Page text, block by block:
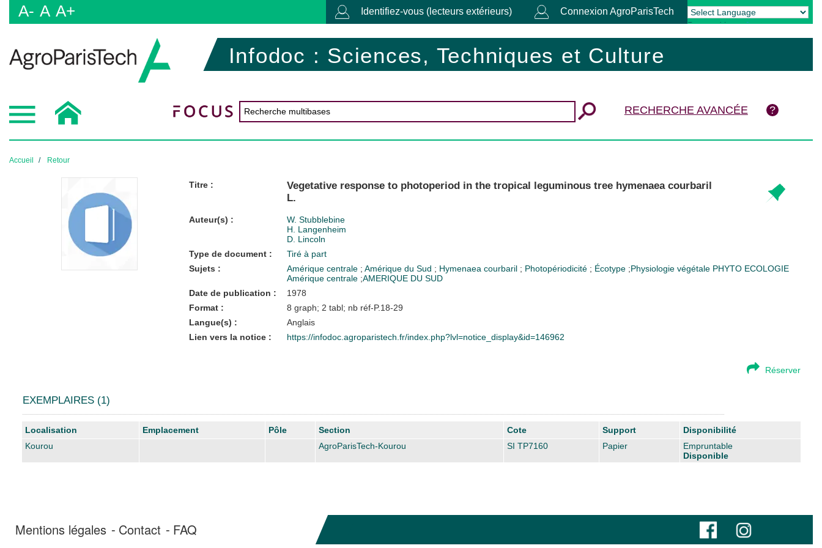
A- A A+ Identifiez-vous (lecteurs extérieurs) Connexion AgroParisTech
Powered by Translate
Infodoc : Sciences, Techniques et Culture
RECHERCHE AVANCÉE
Accueil Retour
Titre :
Vegetative response to photoperiod in the tropical leguminous tree hymenaea courbaril
L.
Auteur(s) :
W. Stubblebine
H. Langenheim
D. Lincoln
Type de document :
Tiré à part
Sujets :
Amérique centrale ; Amérique du Sud ; Hymenaea courbaril ; Photopériodicité ; Écotype ;Physiologie végétale PHYTO ECOLOGIE
Amérique centrale ;AMERIQUE DU SUD
Date de publication :
1978
Format :
8 graph; 2 tabl; nb réf-P.18-29
Langue(s) :
Anglais
Lien vers la notice :
https://infodoc.agroparistech.fr/index.php?lvl=notice_display&id=146962
Réserver
EXEMPLAIRES (1)
Liste des exemplaires
Localisation Emplacement Pôle Section Cote Support
Disponibilité
Kourou
AgroParisTech-Kourou SI TP7160 Papier
Empruntable
Disponible
Mentions légales Contact FAQ